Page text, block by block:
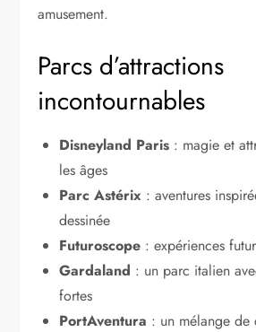
amusement.
Parcs d’attractions
incontournables
Disneyland Paris : magie et
les âges
Parc Astérix : aventures
dessinée
Futuroscope : expériences
Gardaland : un parc italien
fortes
PortAventura : un mélange de